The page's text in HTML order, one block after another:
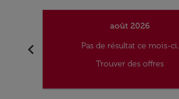
chevron_left
août 2026
Pas de résultat ce mois-ci.
Trouver des offres